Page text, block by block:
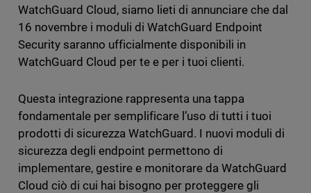
WatchGuard Cloud, siamo lieti di annunciare che dal
16 novembre i moduli di WatchGuard Endpoint
Security saranno ufficialmente disponibili in
WatchGuard Cloud per te e per i tuoi clienti.
Questa integrazione rappresenta una tappa
fondamentale per semplificare l’uso di tutti i tuoi
prodotti di sicurezza WatchGuard. I nuovi moduli di
sicurezza degli endpoint permettono di
implementare, gestire e monitorare da WatchGuard
Cloud ciò di cui hai bisogno per proteggere gli